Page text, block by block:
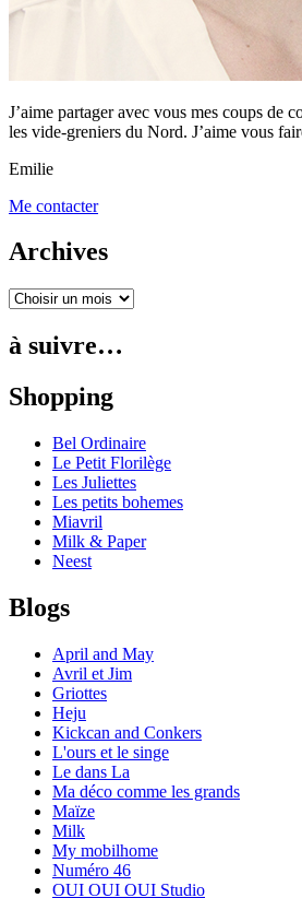
J’aime partager avec vous mes coups de
les vide-greniers du Nord. J’aime vous
Emilie
Me contacter
Archives
à suivre…
Shopping
Bel Ordinaire
Le Petit Florilège
Les Juliettes
Les petits bohemes
Miavril
Milk & Paper
Neest
Blogs
April and May
Avril et Jim
Griottes
Heju
Kickcan and Conkers
L'ours et le singe
Le dans La
Ma déco comme les grands
Maïze
Milk
My mobilhome
Numéro 46
OUI OUI OUI Studio